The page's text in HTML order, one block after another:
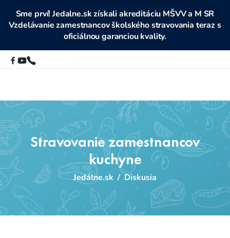
Sme prví! Jedalne.sk získali akreditáciu MŠVV a M SR
Vzdelávanie zamestnancov školského stravovania teraz s
oficiálnou garanciou kvality.
Stravovanie zamestnancov
kuchyne
Jedálne.sk / Diskusia